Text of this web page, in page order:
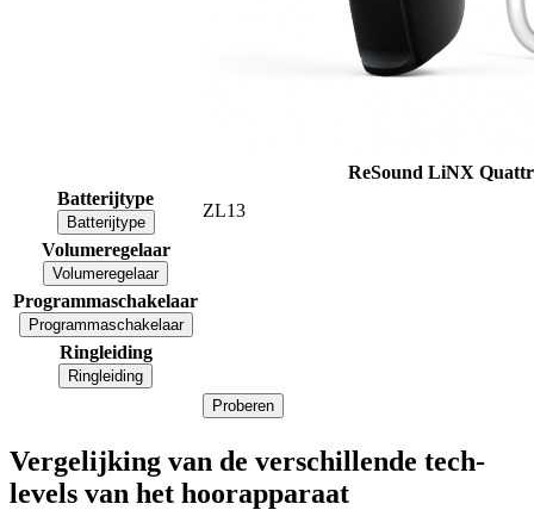
ReSound LiNX
Batterijtype
Batterijtype
ZL13
Volumeregelaar
Volumeregelaar
Programmaschakelaar
Programmaschakelaar
Ringleiding
Ringleiding
Proberen
Vergelijking van de verschillende tech-
levels van het hoorapparaat